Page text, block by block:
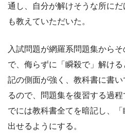
通し、自分が解けそうな所に
も教えていただいた。
入試問題が網羅系問題集から
で、侮らずに「瞬殺で」解け
記の側面が強く、教科書に書
るので、問題集を復習する過
でには教科書全てを暗記し、
出せるようにする。